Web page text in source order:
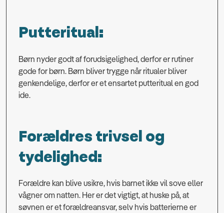
Putteritual:
Børn nyder godt af forudsigelighed, derfor er rutiner
gode for børn. Børn bliver trygge når ritualer bliver
genkendelige, derfor er et ensartet putteritual en god
ide.
Forældres trivsel og
tydelighed:
Forældre kan blive usikre, hvis barnet ikke vil sove eller
vågner om natten. Her er det vigtigt, at huske på, at
søvnen er et forældreansvar, selv hvis batterierne er